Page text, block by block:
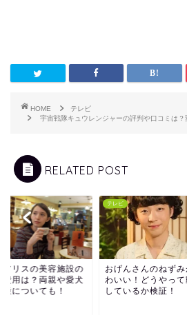
HOME
テレビ
宇宙戦隊キュウレンジャーの評判や口コミは？
RELATED POST
アリスの美容施設の
費用は？両親や愛犬
種についても！
テレビ
おげんさんのねずみ
わいい！どうやって
しているか検証！